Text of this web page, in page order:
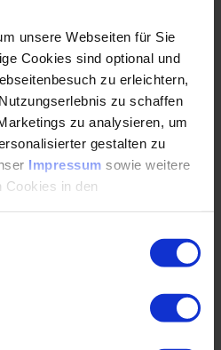
unsere Webseiten für Sie
Cookies sind optional und
zu erleichtern,
zu schaffen
zu analysieren, um
gestalten zu
Impressum sowie weitere
Cookies in den
sowie
Berechnungen durch
Das nachfolgende
zeigt beidseitige
2-Stoff Lagers. Mittels
nachgewiesen werden, dass für
um 3µm ballig ausgeführtes
im Kantenbereich um 86%
konnte die
des Lagerwerkstoffs
und ein leicht konvexes